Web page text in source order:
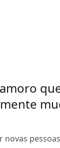
novas